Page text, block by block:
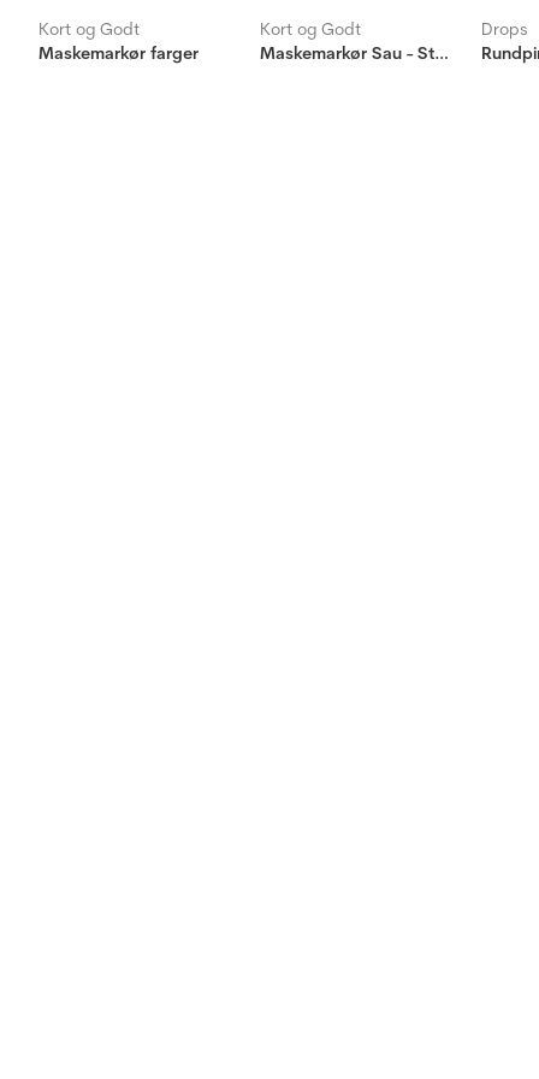
Kort og Godt
Maskemarkør farger
Kort og Godt
Maskemarkør Sau - Start - Hvit
Drops